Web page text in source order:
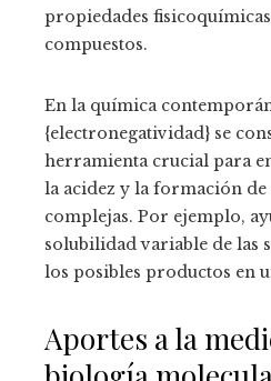
propiedades
compuestos.
En la química
{electronegatividad} se
herramienta crucial para
la acidez y la formación de
complejas. Por ejemplo,
solubilidad variable de las
los posibles productos en
Aportes a la